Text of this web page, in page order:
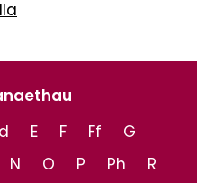
E F Ff
G
N O P Ph
R